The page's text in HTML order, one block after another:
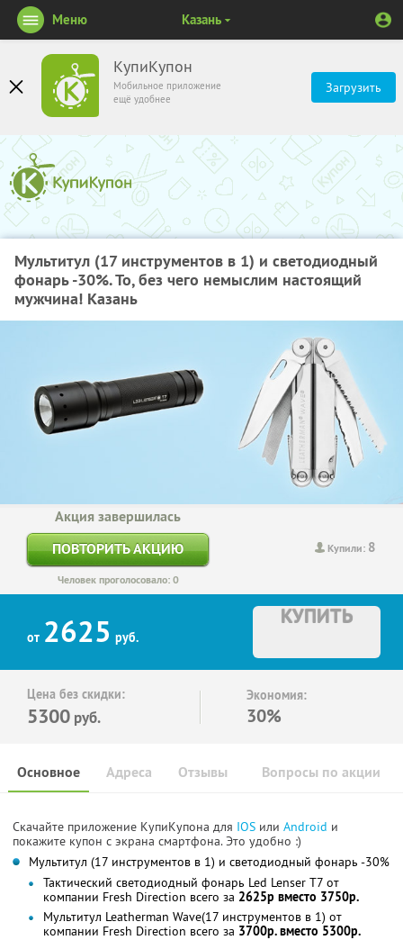
КупиКупон
Мобильное приложение
ещё удобнее
Загрузить
Меню Казань
Мультитул (17 инструментов в 1) и светодиодный
фонарь -30%. То, без чего немыслим настоящий
мужчина! Казань
Купили: 8
Акция завершилась
ПОВТОРИТЬ АКЦИЮ
Человек проголосовало: 0
от 2625 руб.
КУПИТЬ
Цена без скидки:
5300 руб.
Экономия:
30%
Основное Отзывы Вопросы по акции
Адреса
Скачайте приложение КупиКупона для IOS или Android и
покажите купон с экрана смартфона. Это удобно :)
Мультитул (17 инструментов в 1) и светодиодный фонарь -30%
Тактический светодиодный фонарь Led Lenser T7 от
компании Fresh Direction всего за 2625р вместо 3750р.
Мультитул Leatherman Wave(17 инструментов в 1) от
компании Fresh Direction всего за 3700р. вместо 5300р.